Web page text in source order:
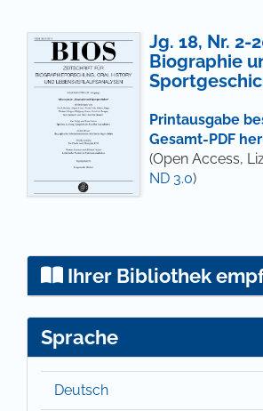
Jg. 18, Nr. 2-
Biographie
Printausgabe
Gesamt-PDF
(Open Access,
ND 3.0)
Ihrer Bibliothek
Sprache
Deutsch